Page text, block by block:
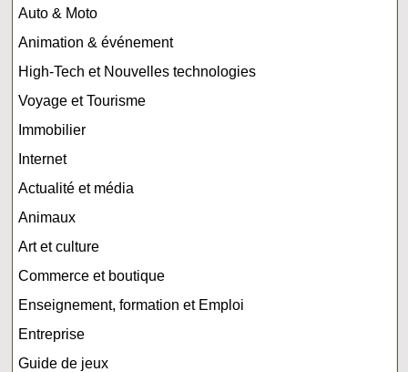
Auto & Moto
Animation & événement
High-Tech et Nouvelles technologies
Voyage et Tourisme
Immobilier
Internet
Actualité et média
Animaux
Art et culture
Commerce et boutique
Enseignement, formation et Emploi
Entreprise
Guide de jeux